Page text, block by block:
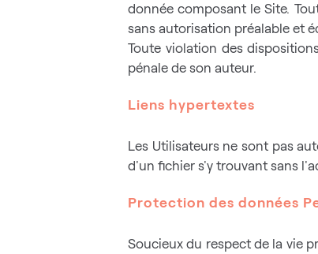
donnée composant le Site.
sans autorisation préalable et
Toute violation des
pénale de son auteur.
Liens hypertextes
Les Utilisateurs ne sont pas
d'un fichier s'y trouvant sans
Protection des données
Soucieux du respect de la vie